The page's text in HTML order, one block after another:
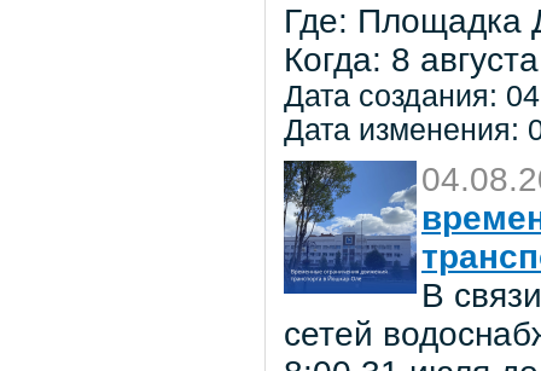
Где: Площадка
Когда: 8
Дата создания:
Дата изменения:
В
сетей